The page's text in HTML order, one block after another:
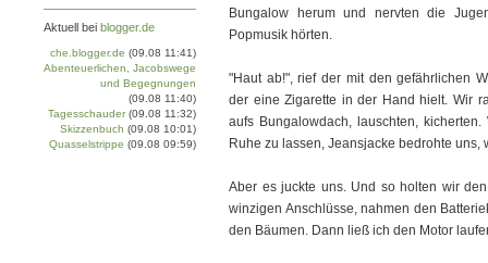
Bungalow herum und nervten die
Popmusik hörten.
"Haut ab!", rief der mit den gefährlichen
der eine Zigarette in der Hand hielt. Wir
aufs Bungalowdach, lauschten,
Ruhe zu lassen, Jeansjacke bedrohte uns,
Aber es juckte uns. Und so holten wir
winzigen Anschlüsse, nahmen den
den Bäumen. Dann ließ ich den Motor
Aktuell bei blogger.de
che.blogger.de (09.08 11:41)
Abenteuerlichen, Jacobswege
und Begegnungen
(09.08 11:40)
Tagesschauder (09.08 11:32)
Skizzenbuch (09.08 10:01)
Quasselstrippe (09.08 09:59)